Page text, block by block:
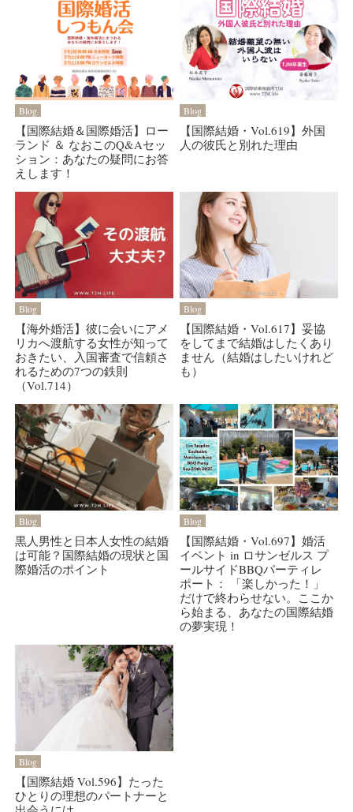
Blog
【国際結婚＆国際婚活】ロー
ランド ＆ なおこのQ&Aセッ
ション：あなたの疑問にお答
えします！
Blog
【国際結婚・Vol.619】外国
人の彼氏と別れた理由
Blog
【海外婚活】彼に会いにアメ
リカへ渡航する女性が知って
おきたい、入国審査で信頼さ
れるための7つの鉄則
（Vol.714）
Blog
【国際結婚・Vol.617】妥協
をしてまで結婚はしたくあり
ません（結婚はしたいけれど
も）
Blog
黒人男性と日本人女性の結婚
は可能？国際結婚の現状と国
際婚活のポイント
Blog
【国際結婚・Vol.697】婚活
イベント in ロサンゼルス プ
ールサイドBBQパーティレ
ポート： 「楽しかった！」
だけで終わらせない。ここか
ら始まる、あなたの国際結婚
の夢実現！
Blog
【国際結婚 Vol.596】たった
ひとりの理想のパートナーと